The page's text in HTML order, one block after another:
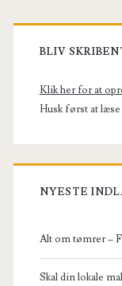
Sidebar
BLIV
Klik her for at
Husk først at læse
NYESTE
Alt om tømrer –
Skal din lokale